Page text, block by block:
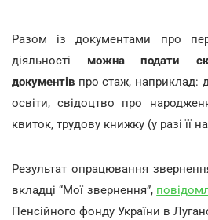
Разом із документами про
діяльності можна подати
документів про стаж, наприклад:
освіти, свідоцтво про
квиток, трудову книжку (у разі її
Результат опрацювання
вкладці “Мої звернення”,
Пенсійного фонду України в